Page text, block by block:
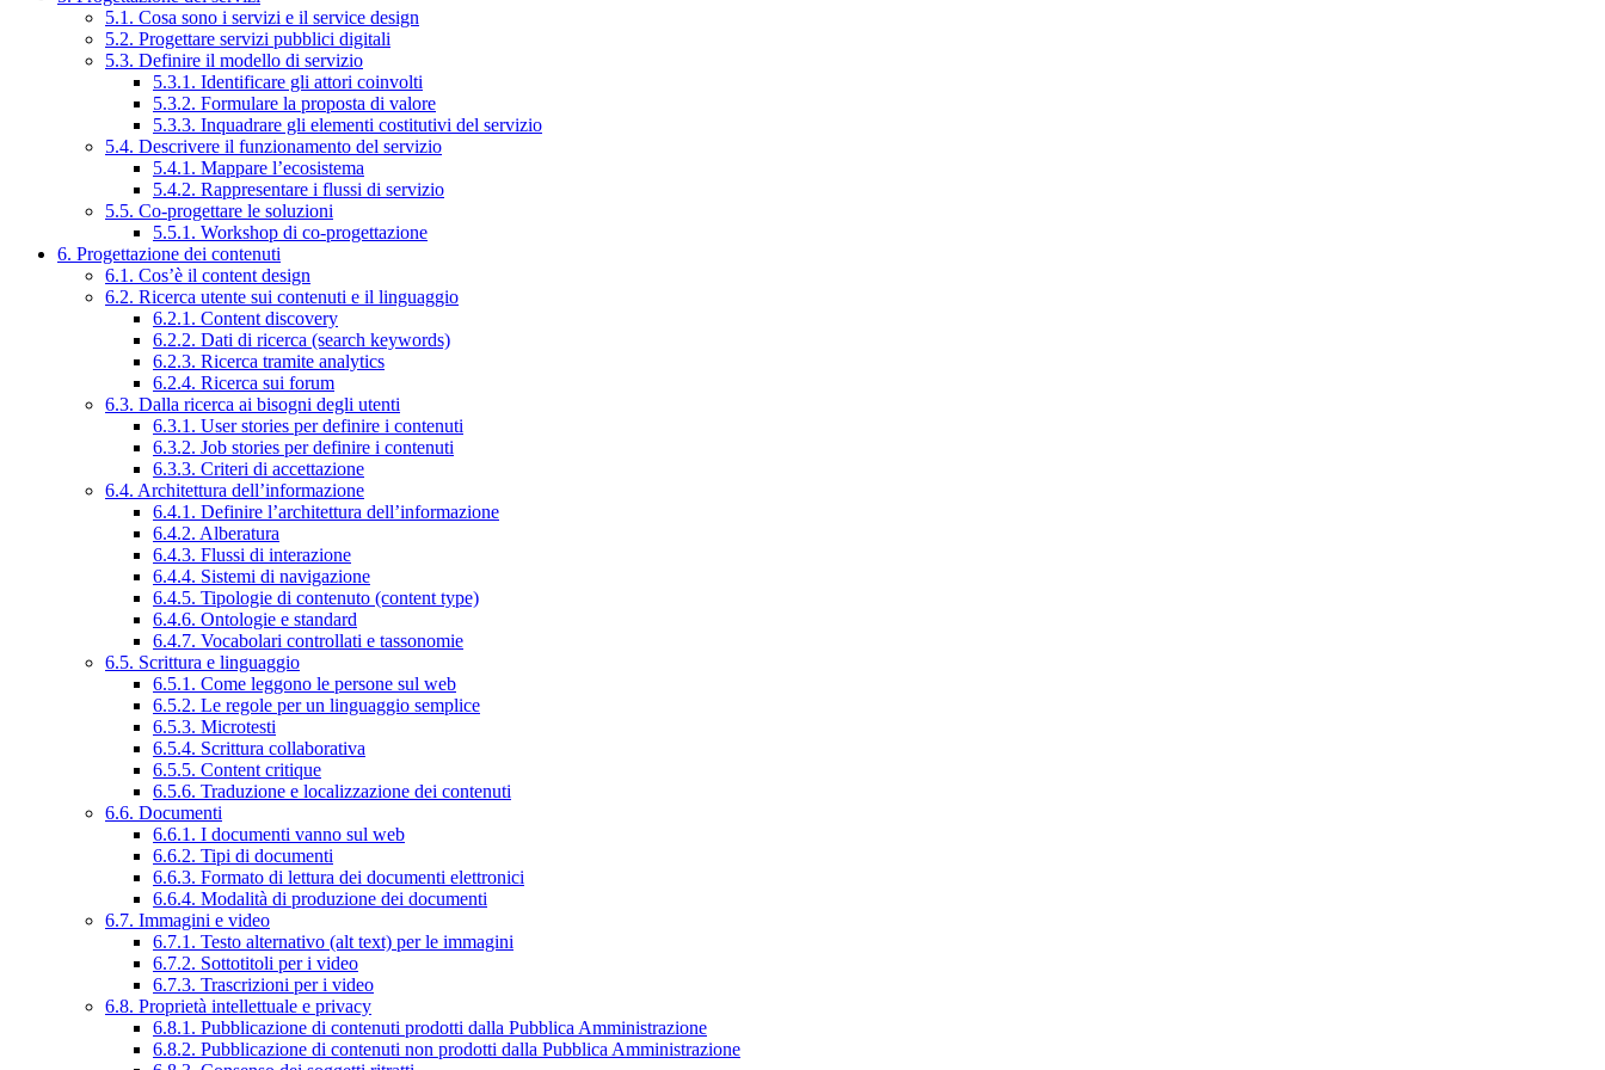
5.1. Cosa sono i servizi e il service design
5.2. Progettare servizi pubblici digitali
5.3. Definire il modello di servizio
5.3.1. Identificare gli attori coinvolti
5.3.2. Formulare la proposta di valore
5.3.3. Inquadrare gli elementi costitutivi del servizio
5.4. Descrivere il funzionamento del servizio
5.4.1. Mappare l’ecosistema
5.4.2. Rappresentare i flussi di servizio
5.5. Co-progettare le soluzioni
5.5.1. Workshop di co-progettazione
6. Progettazione dei contenuti
6.1. Cos’è il content design
6.2. Ricerca utente sui contenuti e il linguaggio
6.2.1. Content discovery
6.2.2. Dati di ricerca (search keywords)
6.2.3. Ricerca tramite analytics
6.2.4. Ricerca sui forum
6.3. Dalla ricerca ai bisogni degli utenti
6.3.1. User stories per definire i contenuti
6.3.2. Job stories per definire i contenuti
6.3.3. Criteri di accettazione
6.4. Architettura dell’informazione
6.4.1. Definire l’architettura dell’informazione
6.4.2. Alberatura
6.4.3. Flussi di interazione
6.4.4. Sistemi di navigazione
6.4.5. Tipologie di contenuto (content type)
6.4.6. Ontologie e standard
6.4.7. Vocabolari controllati e tassonomie
6.5. Scrittura e linguaggio
6.5.1. Come leggono le persone sul web
6.5.2. Le regole per un linguaggio semplice
6.5.3. Microtesti
6.5.4. Scrittura collaborativa
6.5.5. Content critique
6.5.6. Traduzione e localizzazione dei contenuti
6.6. Documenti
6.6.1. I documenti vanno sul web
6.6.2. Tipi di documenti
6.6.3. Formato di lettura dei documenti elettronici
6.6.4. Modalità di produzione dei documenti
6.7. Immagini e video
6.7.1. Testo alternativo (alt text) per le immagini
6.7.2. Sottotitoli per i video
6.7.3. Trascrizioni per i video
6.8. Proprietà intellettuale e privacy
6.8.1. Pubblicazione di contenuti prodotti dalla Pubblica Amministrazione
6.8.2. Pubblicazione di contenuti non prodotti dalla Pubblica Amministrazione